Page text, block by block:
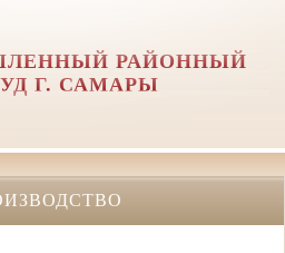
РАЙОННЫЙ
Г. САМАРЫ